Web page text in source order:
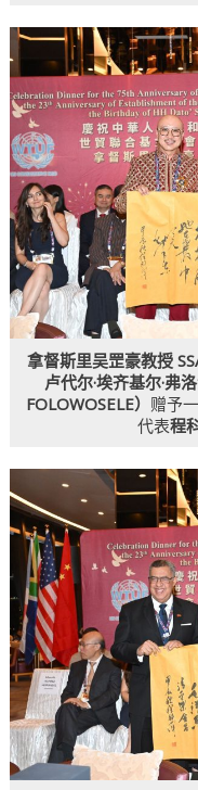
拿督斯里吴罡豪教授
卢代尔·埃齐基尔·弗
FOLOWOSELE） 赠予
代表程